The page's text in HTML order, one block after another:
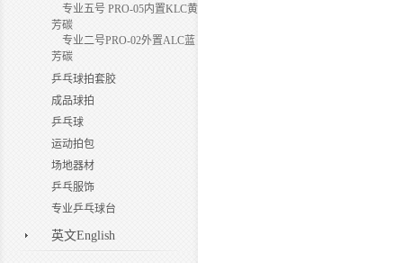
专业五号 PRO-05内置KLC黄
芳碳
专业二号PRO-02外置ALC蓝
芳碳
乒乓球拍套胶
成品球拍
乒乓球
运动拍包
场地器材
乒乓服饰
专业乒乓球台
英文English